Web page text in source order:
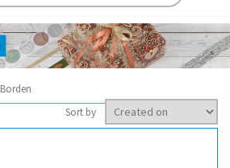
Borden
Sort by